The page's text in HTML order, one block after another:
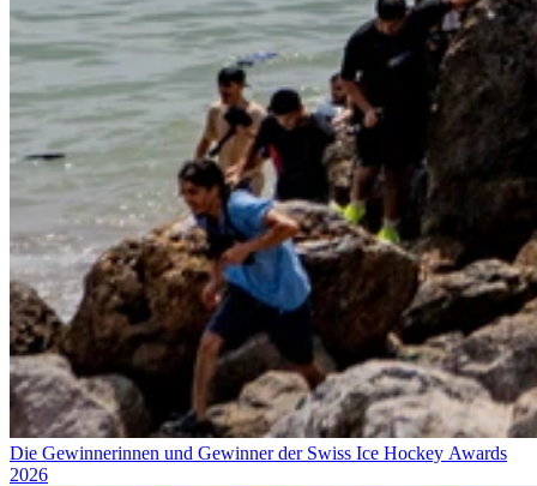
Die Gewinnerinnen und Gewinner der Swiss Ice Hockey Awards
2026